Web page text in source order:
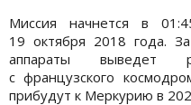
Миссия начнется в
19 октября 2018 года.
аппараты выведет
с французского
прибудут к Меркурию в